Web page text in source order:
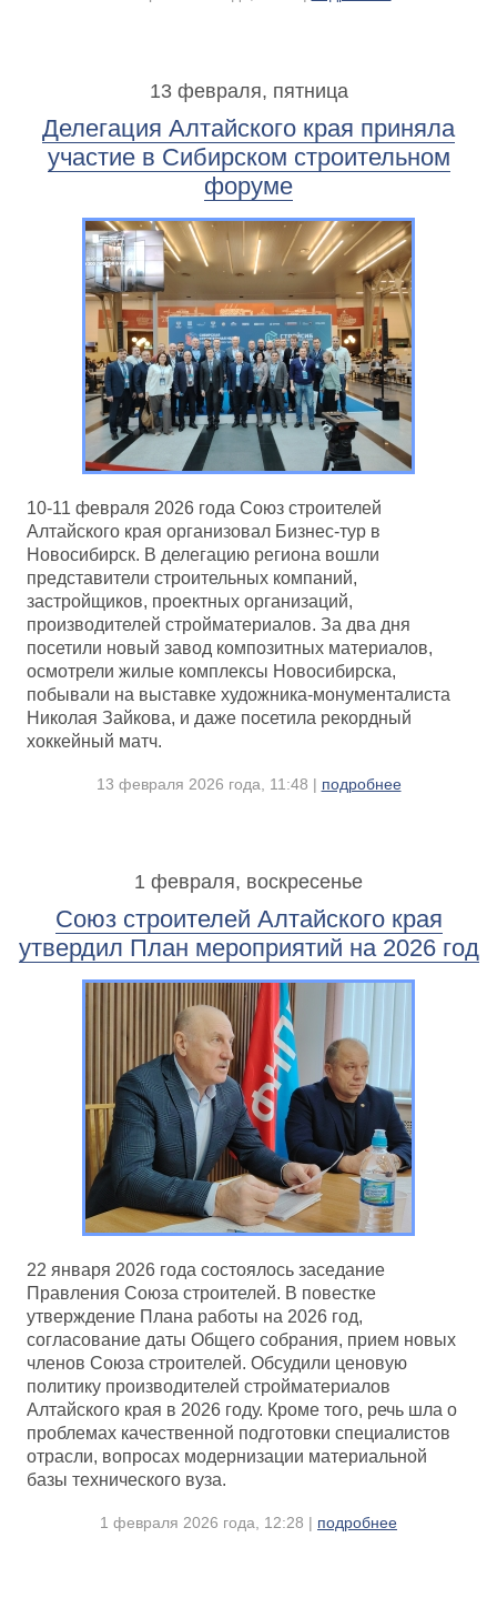
13 февраля, пятница
Делегация Алтайского края приняла
участие в Сибирском строительном
форуме
10-11 февраля 2026 года Союз строителей
Алтайского края организовал Бизнес-тур в
Новосибирск. В делегацию региона вошли
представители строительных компаний,
застройщиков, проектных организаций,
производителей стройматериалов. За два дня
посетили новый завод композитных материалов,
осмотрели жилые комплексы Новосибирска,
побывали на выставке художника-монументалиста
Николая Зайкова, и даже посетила рекордный
хоккейный матч.
13 февраля 2026 года, 11:48 | подробнее
1 февраля, воскресенье
Союз строителей Алтайского края
утвердил План мероприятий на 2026 год
22 января 2026 года состоялось заседание
Правления Союза строителей. В повестке
утверждение Плана работы на 2026 год,
согласование даты Общего собрания, прием новых
членов Союза строителей. Обсудили ценовую
политику производителей стройматериалов
Алтайского края в 2026 году. Кроме того, речь шла о
проблемах качественной подготовки специалистов
отрасли, вопросах модернизации материальной
базы технического вуза.
1 февраля 2026 года, 12:28 | подробнее